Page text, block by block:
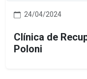
24/04/2024
Clínica de
Poloni